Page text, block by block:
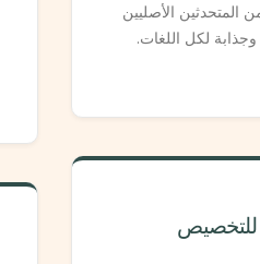
المتحدثين الأصليين
لكل اللغات.
للتخصيص